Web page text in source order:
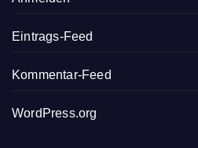
Eintrags-Feed
Kommentar-Feed
WordPress.org